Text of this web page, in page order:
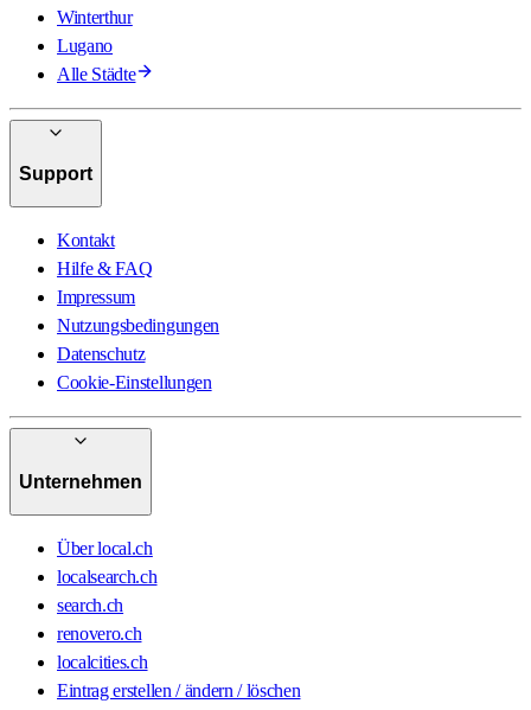
Winterthur
Lugano
Alle Städte
Support
Kontakt
Hilfe & FAQ
Impressum
Nutzungsbedingungen
Datenschutz
Cookie-Einstellungen
Unternehmen
Über local.ch
localsearch.ch
search.ch
renovero.ch
localcities.ch
Eintrag erstellen / ändern / löschen